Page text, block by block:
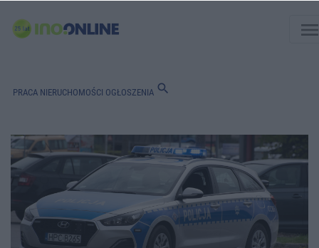
PRACA NIERUCHOMOŚCI OGŁOSZENIA search